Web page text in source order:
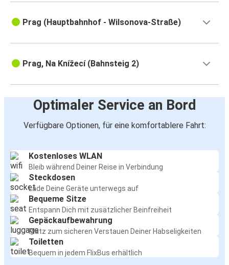
Prag (Hauptbahnhof - Wilsonova-Straße)
Prag, Na Knížecí (Bahnsteig 2)
Optimaler Service an Bord
Verfügbare Optionen, für eine komfortablere Fahrt:
Kostenloses WLAN
Bleib während Deiner Reise in Verbindung
Steckdosen
Lade Deine Geräte unterwegs auf
Bequeme Sitze
Entspann Dich mit zusätzlicher Beinfreiheit
Gepäckaufbewahrung
Platz zum sicheren Verstauen Deiner Habseligkeiten
Toiletten
Bequem in jedem FlixBus erhältlich